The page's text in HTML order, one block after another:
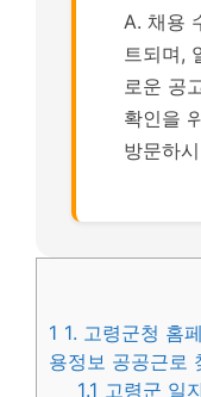
A. 채용
트되며,
로운 공
확인을
방문하
1 1. 고령군청 홈
용정보 공공근로
1.1 고령군 일